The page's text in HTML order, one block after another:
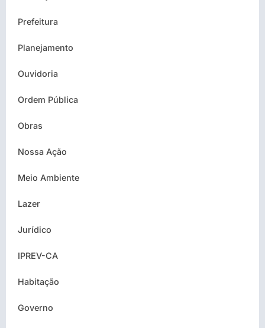
Prefeitura
Planejamento
Ouvidoria
Ordem Pública
Obras
Nossa Ação
Meio Ambiente
Lazer
Jurídico
IPREV-CA
Habitação
Governo